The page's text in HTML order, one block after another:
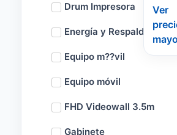
Drum Impresora
Energía y Respaldo
Equipo m??vil
Equipo móvil
FHD Videowall 3.5m
Gabinete
Ver